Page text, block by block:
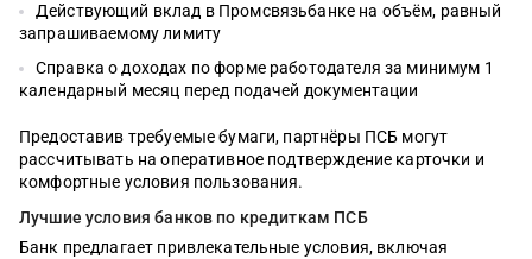
Действующий вклад в Промсвязьбанке на объём, равный
запрашиваемому лимиту
Справка о доходах по форме работодателя за минимум 1
календарный месяц перед подачей документации
Предоставив требуемые бумаги, партнёры ПСБ могут
рассчитывать на оперативное подтверждение карточки и
комфортные условия пользования.
Лучшие условия банков по кредиткам ПСБ
Банк предлагает привлекательные условия, включая